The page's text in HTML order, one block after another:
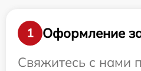
1
Оформление
Свяжитесь с нами